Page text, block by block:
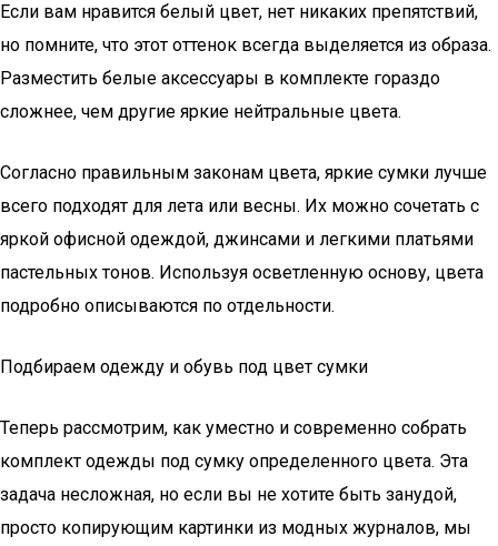
Если вам нравится белый цвет, нет никаких препятствий,
но помните, что этот оттенок всегда выделяется из образа.
Разместить белые аксессуары в комплекте гораздо
сложнее, чем другие яркие нейтральные цвета.
Согласно правильным законам цвета, яркие сумки лучше
всего подходят для лета или весны. Их можно сочетать с
яркой офисной одеждой, джинсами и легкими платьями
пастельных тонов. Используя осветленную основу, цвета
подробно описываются по отдельности.
Подбираем одежду и обувь под цвет сумки
Теперь рассмотрим, как уместно и современно собрать
комплект одежды под сумку определенного цвета. Эта
задача несложная, но если вы не хотите быть занудой,
просто копирующим картинки из модных журналов, мы